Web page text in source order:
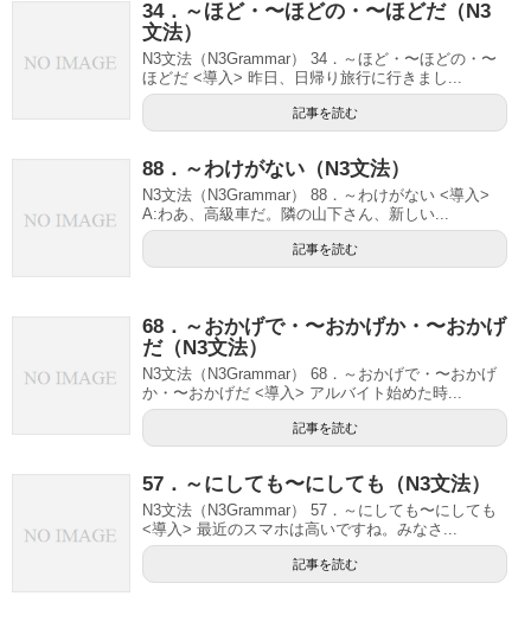
34．～ほど・〜ほどの・〜ほどだ（N3
文法）
N3文法（N3Grammar） 34．～ほど・〜ほどの・〜
ほどだ <導入> 昨日、日帰り旅行に行きまし...
記事を読む
88．～わけがない（N3文法）
N3文法（N3Grammar） 88．～わけがない <導入>
A:わあ、高級車だ。隣の山下さん、新しい...
記事を読む
68．～おかげで・〜おかげか・〜おかげ
だ（N3文法）
N3文法（N3Grammar） 68．～おかげで・〜おかげ
か・〜おかげだ <導入> アルバイト始めた時...
記事を読む
57．～にしても〜にしても（N3文法）
N3文法（N3Grammar） 57．～にしても〜にしても
<導入> 最近のスマホは高いですね。みなさ...
記事を読む